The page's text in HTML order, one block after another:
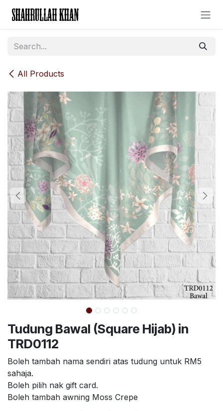
All Products
Tudung Bawal (Square Hijab) in
TRD0112
Boleh tambah nama sendiri atas tudung untuk RM5
sahaja.
Boleh pilih nak gift card.
Boleh tambah awning Moss Crepe